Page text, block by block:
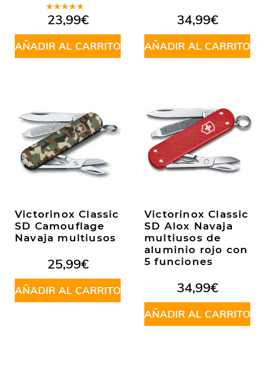
Valorado
en5.00de
5
23,99€
AÑADIR AL CARRITO
34,99€
AÑADIR AL CARRITO
Victorinox Classic
SD Camouflage
Navaja multiusos
25,99€
AÑADIR AL CARRITO
Victorinox Classic
SD Alox Navaja
multiusos de
aluminio rojo con
5 funciones
34,99€
AÑADIR AL CARRITO